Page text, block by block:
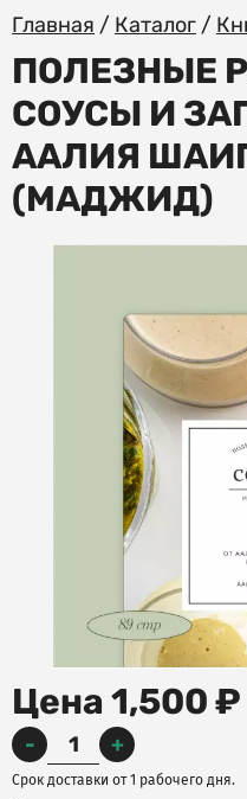
Главная / Каталог /
ПОЛЕЗНЫЕ
СОУСЫ И
ААЛИЯ
(МАДЖИД)
Цена 1,500 ₽
- +
Срок доставки от 1 рабочего дня.